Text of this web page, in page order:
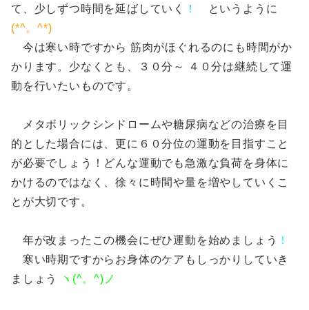
て、少しずつ時間を延ばしていく
！
というように
(*^。^*)
今は寒い時ですから 筋肉がほぐれるのにも時間がか
かります。少なくとも、３０分～ ４０分は継続して運
動を行いたいものです。
メタボリックシンドロームや糖尿病などの治療を目
的とした場合には、更に６０分位の運動を目指すこと
が必要でしょう！どんな運動でも急激な負荷を身体に
かけるのではなく、徐々に時間や量を増やしていくこ
とが大切です。
年が改まったこの機会にぜひ運動を始めましょう
！
寒い時期ですからお身体のケアもしっかりしていき
ましょう
ヽ(^。^)ノ